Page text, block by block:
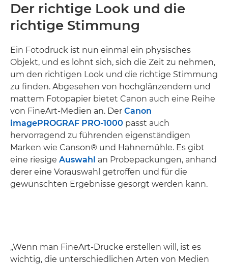
Der richtige Look und die
richtige Stimmung
Ein Fotodruck ist nun einmal ein physisches
Objekt, und es lohnt sich, sich die Zeit zu nehmen,
um den richtigen Look und die richtige Stimmung
zu finden. Abgesehen von hochglänzendem und
mattem Fotopapier bietet Canon auch eine Reihe
von FineArt-Medien an. Der Canon
imagePROGRAF PRO-1000 passt auch
hervorragend zu führenden eigenständigen
Marken wie Canson® und Hahnemühle. Es gibt
eine riesige Auswahl an Probepackungen, anhand
derer eine Vorauswahl getroffen und für die
gewünschten Ergebnisse gesorgt werden kann.
„Wenn man FineArt-Drucke erstellen will, ist es
wichtig, die unterschiedlichen Arten von Medien